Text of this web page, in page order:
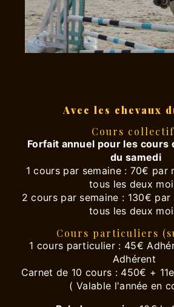
Avec les chevaux
Cours
Forfait annuel pour les cours
du samedi
1 cours par semaine : 70€ par
tous les deux
2 cours par semaine : 130€
tous les deux
Cours particuliers
1 cours particulier : 45€
Adhérent
Carnet de 10 cours : 450€ +
( Valable l'année en